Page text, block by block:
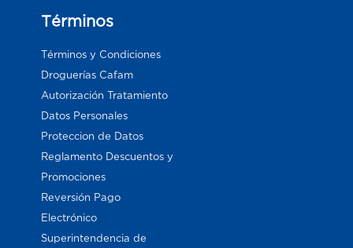
Términos
Términos y Condiciones
Droguerías Cafam
Autorización Tratamiento
Datos Personales
Proteccion de Datos
Reglamento Descuentos y
Promociones
Reversión Pago
Electrónico
Superintendencia de